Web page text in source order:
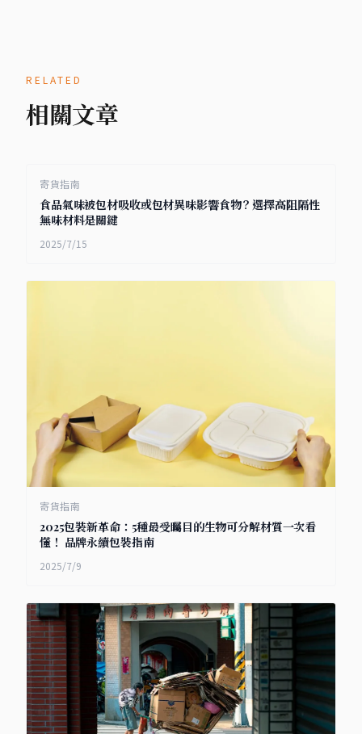
RELATED
相關文章
寄貨指南
食品氣味被包材吸收或包材異味影響食物？選擇高阻隔性
無味材料是關鍵
2025/7/15
寄貨指南
2025包裝新革命：5種最受矚目的生物可分解材質一次看
懂！ 品牌永續包裝指南
2025/7/9